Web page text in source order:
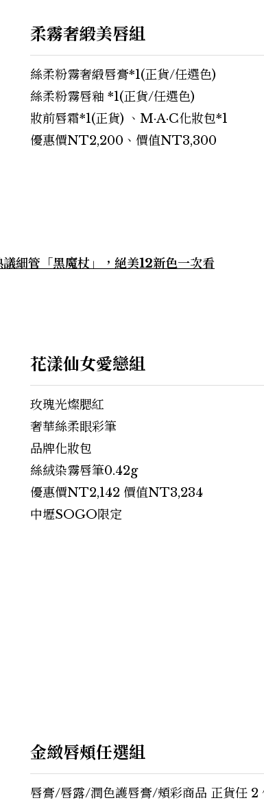
柔霧奢緞美唇組
絲柔粉霧奢緞唇膏*1(正貨/任選色)
絲柔粉霧唇釉 *1(正貨/任選色)
妝前唇霜*1(正貨) 、M·A·C化妝包*1
優惠價NT2,200、價值NT3,300
細管「黑魔杖」，絕美12新色一次看
花漾仙女愛戀組
玫瑰光燦腮紅
奢華絲柔眼彩筆
品牌化妝包
絲絨染霧唇筆0.42g
優惠價NT2,142 價值NT3,234
中壢SOGO限定
金緻唇頰任選組
唇膏/唇露/潤色護唇膏/頰彩商品 正貨任 2